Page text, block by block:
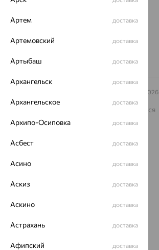
8 (800) 250-02-30
– 2026
Архив акций
Архив изделий Карта сайта
На информационном ресурсе применяются
Политика конфеденциальности
Артем доставка
Артемовский доставка
Артыбаш доставка
Архангельск доставка
Архангельское доставка
Архипо-Осиповка доставка
Асбест доставка
Асино доставка
Аскиз доставка
Аскино доставка
Астрахань доставка
Афипский доставка